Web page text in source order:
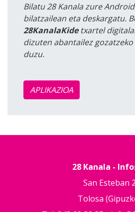
Bilatu 28 Kanala zure
bilatzailean eta deskargatu.
28KanalaKidetxartel
dizuten abantailez
duzu.
APLIKAZIOA
28 Kanala -
San Esteban
Tolosa